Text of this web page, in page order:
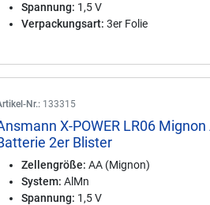
Spannung: 1,5 V
Verpackungsart: 3er Folie
Nr.: 133315
X-POWER LR06 Mignon
2er Blister
Zellengröße: AA (Mignon)
System: AlMn
Spannung: 1,5 V